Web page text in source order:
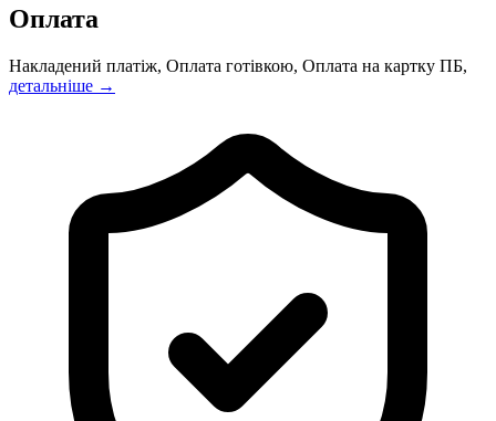
Оплата
Накладений платіж, Оплата готівкою, Оплата на картку ПБ,
детальніше →